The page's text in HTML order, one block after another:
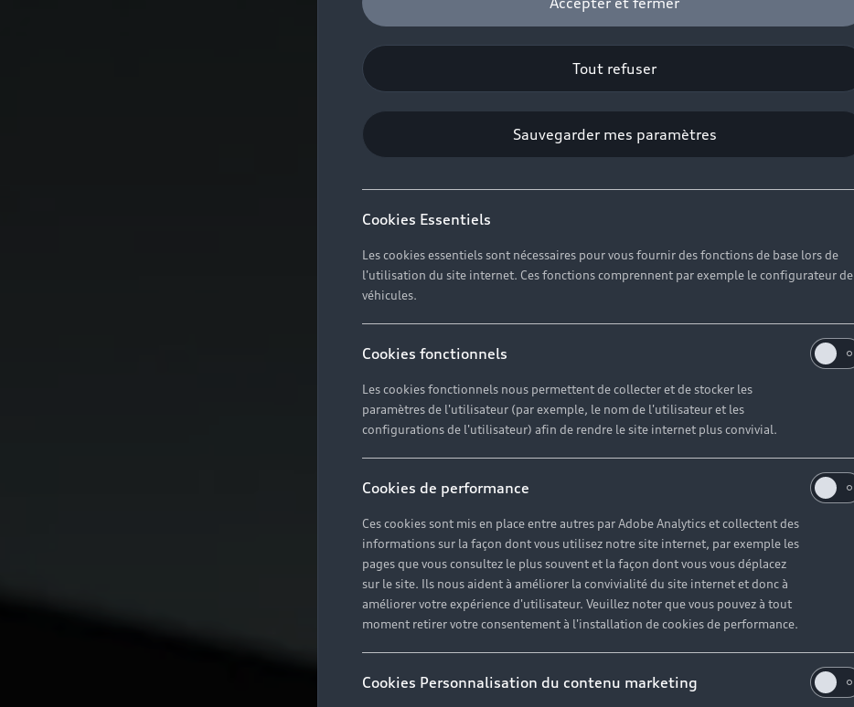
Tout refuser
Sauvegarder mes paramètres
Cookies Essentiels
Les cookies essentiels sont nécessaires pour vous fournir des fonctions de base lors de
l'utilisation du site internet. Ces fonctions comprennent par exemple le configurateur de
véhicules.
Cookies fonctionnels
Les cookies fonctionnels nous permettent de collecter et de stocker les
paramètres de l'utilisateur (par exemple, le nom de l'utilisateur et les
configurations de l'utilisateur) afin de rendre le site internet plus convivial.
Cookies de performance
Ces cookies sont mis en place entre autres par Adobe Analytics et collectent des
informations sur la façon dont vous utilisez notre site internet, par exemple les
pages que vous consultez le plus souvent et la façon dont vous vous déplacez
sur le site. Ils nous aident à améliorer la convivialité du site internet et donc à
améliorer votre expérience d'utilisateur. Veuillez noter que vous pouvez à tout
moment retirer votre consentement à l'installation de cookies de performance.
Cookies Personnalisation du contenu marketing